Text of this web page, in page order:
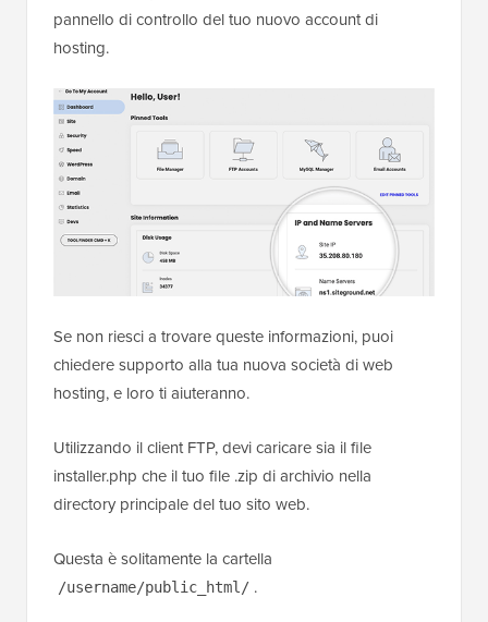
pannello di controllo del tuo nuovo account di
hosting.
Se non riesci a trovare queste informazioni, puoi
chiedere supporto alla tua nuova società di web
hosting, e loro ti aiuteranno.
Utilizzando il client FTP, devi caricare sia il file
installer.php che il tuo file .zip di archivio nella
directory principale del tuo sito web.
Questa è solitamente la cartella
/username/public_html/ .